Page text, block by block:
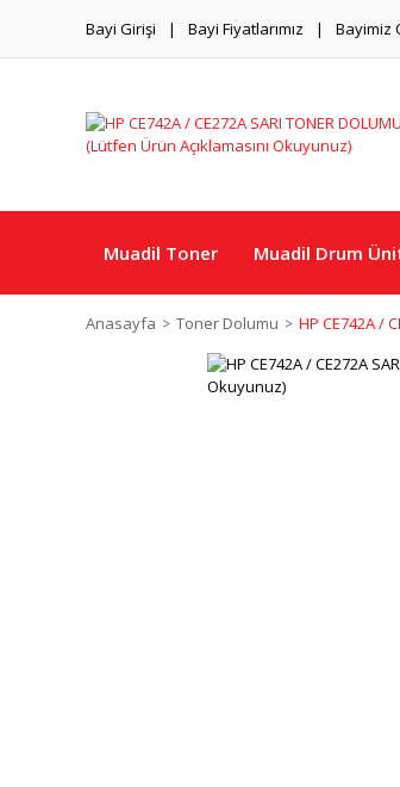
Bayi Girişi Bayi Fiyatlarımız Bayimiz
Muadil Toner Muadil Drum
Anasayfa Toner Dolumu HP CE742A /